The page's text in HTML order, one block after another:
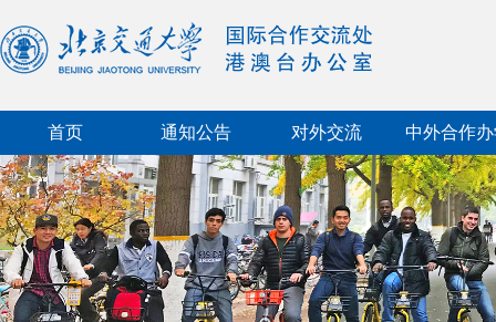
首页 通知公告 对外交流 中外合作